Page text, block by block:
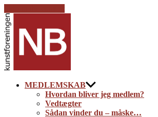
MEDLEMSKAB
Hvordan bliver jeg medlem?
Vedtægter
Sådan vinder du – måske…